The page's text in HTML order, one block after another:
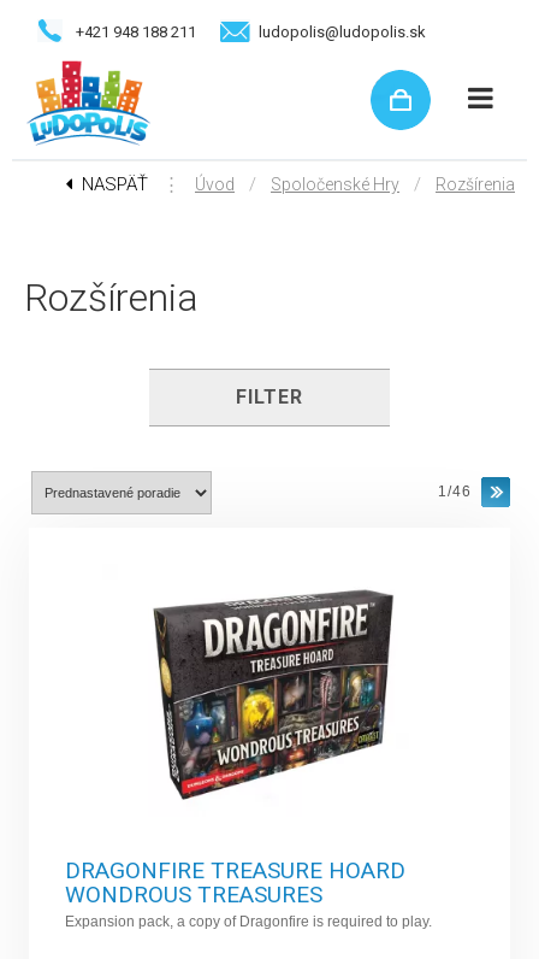
+421 948 188 211 ludopolis@ludopolis.sk
NASPÄŤ ⋮ Úvod / Spoločenské Hry / Rozšírenia
Rozšírenia
FILTER
1/46
DRAGONFIRE TREASURE HOARD
WONDROUS TREASURES
Expansion pack, a copy of Dragonfire is required to play.